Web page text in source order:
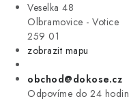
Veselka 48
Olbramovice - Votice
259 01
zobrazit mapu
obchod@dokose.cz
Odpovíme do 24 hodin
VÝPRODEJ
ZNAČKY
Úvod Kontakt Blog